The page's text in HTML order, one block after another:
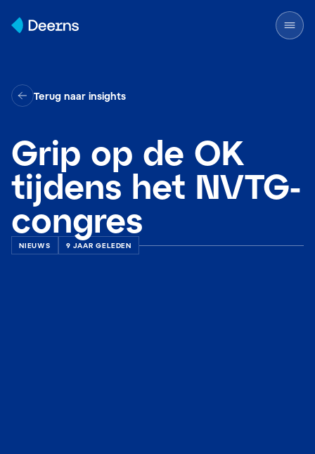
Terug naar insights
Grip op de OK
tijdens het NVTG-
congres
NIEUWS 9 JAAR GELEDEN